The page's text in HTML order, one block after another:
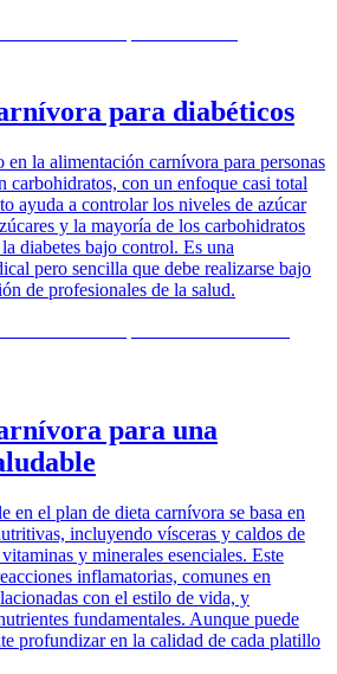
para diabéticos
en la alimentación carnívora para personas
carbohidratos, con un enfoque casi total
ayuda a controlar los niveles de azúcar
y la mayoría de los carbohidratos
diabetes bajo control. Es una
pero sencilla que debe realizarse bajo
de profesionales de la salud.
para una
en el plan de dieta carnívora se basa en
incluyendo vísceras y caldos de
y minerales esenciales. Este
inflamatorias, comunes en
con el estilo de vida, y
fundamentales. Aunque puede
profundizar en la calidad de cada platillo